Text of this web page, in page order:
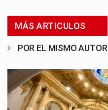
MÁS ARTICULOS
POR EL MISMO AUTOR